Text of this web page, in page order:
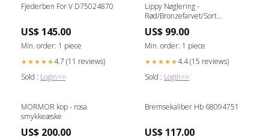
Fjederben For V D75024870
US$ 145.00
Min. order: 1 piece
★★★★★4.7 (11 reviews)
Sold : Login>>
Lippy Nøglering -
Rød/Bronzefarvet/Sort
US$ 99.00
Min. order: 1 piece
★★★★★4.4 (15 reviews)
Sold : Login>>
MORMOR kop - rosa
smykkeæske
US$ 200.00
Bremsekaliber Hb 68094751
US$ 117.00